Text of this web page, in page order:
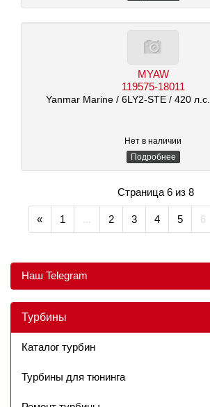
MYAW
119575-18011
Yanmar Marine / 6LY2-STE / 420 л.с.
Нет в наличии
Подробнее
Страница 6 из 8
« 1 ... 2 3 4 5 6
Наш Telegram
Турбины
Каталог турбин
Турбины для тюнинга